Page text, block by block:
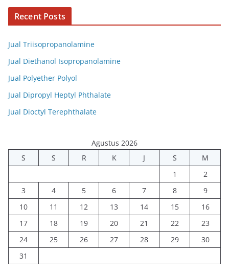
Recent Posts
Jual Triisopropanolamine
Jual Diethanol Isopropanolamine
Jual Polyether Polyol
Jual Dipropyl Heptyl Phthalate
Jual Dioctyl Terephthalate
Agustus 2026
S
S R K J S
M
1
2
3
4 5 6 7 8
9
10
11 12 13 14 15
16
17
18 19 20 21 22
23
24
25 26 27 28 29
30
31